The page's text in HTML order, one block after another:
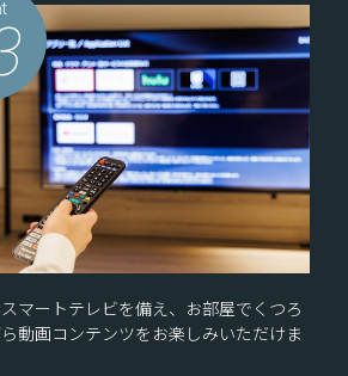
マートテレビを備え、お部屋でくつろ
動画コンテンツをお楽しみいただけま